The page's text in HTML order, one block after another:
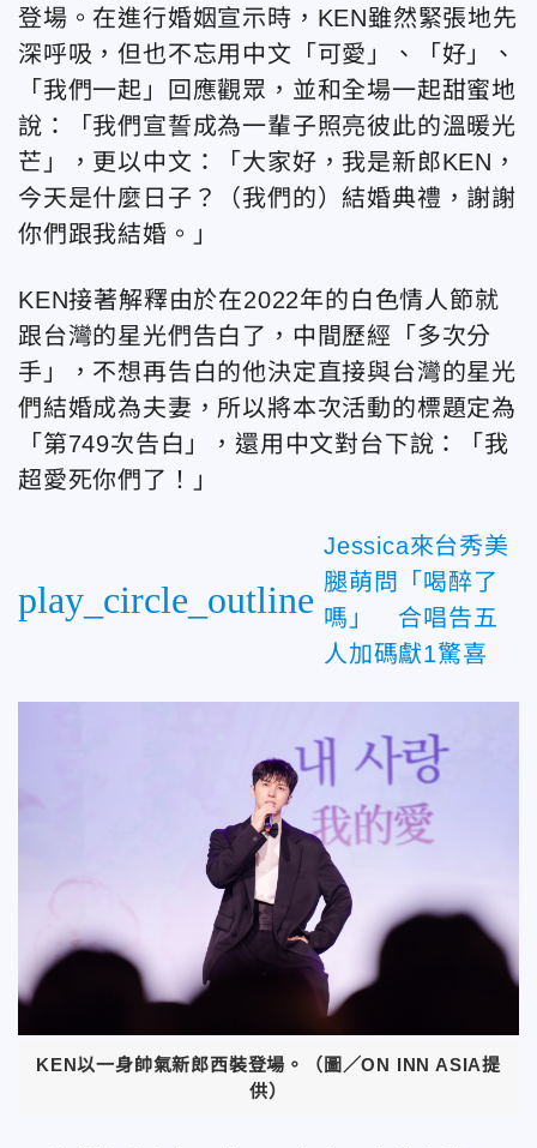
登場。在進行婚姻宣示時，KEN雖然緊張地先
深呼吸，但也不忘用中文「可愛」、「好」、
「我們一起」回應觀眾，並和全場一起甜蜜地
說：「我們宣誓成為一輩子照亮彼此的溫暖光
芒」，更以中文：「大家好，我是新郎KEN，
今天是什麼日子？（我們的）結婚典禮，謝謝
你們跟我結婚。」
KEN接著解釋由於在2022年的白色情人節就
跟台灣的星光們告白了，中間歷經「多次分
手」，不想再告白的他決定直接與台灣的星光
們結婚成為夫妻，所以將本次活動的標題定為
「第749次告白」，還用中文對台下說：「我
超愛死你們了！」
play_circle_outline
Jessica來台秀美
腿萌問「喝醉了
嗎」 合唱告五
人加碼獻1驚喜
KEN以一身帥氣新郎西裝登場。（圖／ON INN ASIA提
供）